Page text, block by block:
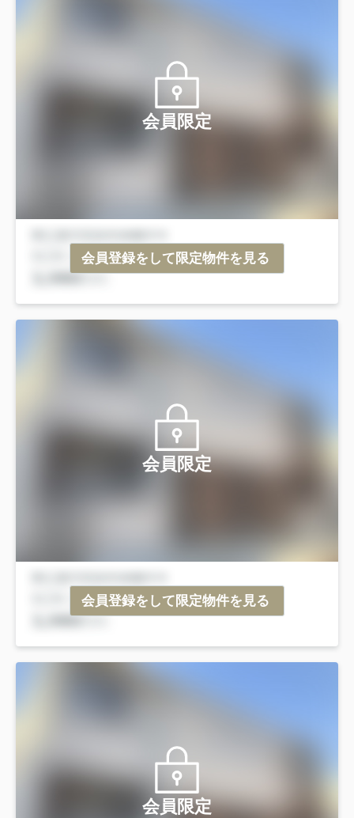
会員限定
会員登録をして限定物件を見る
会員限定
会員登録をして限定物件を見る
会員限定